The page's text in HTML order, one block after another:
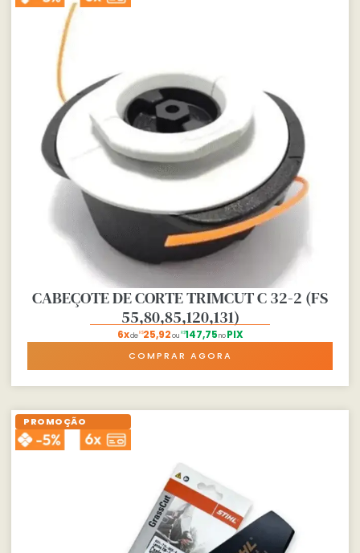
CABEÇOTE DE CORTE TRIMCUT C 32-2 (FS
55,80,85,120,131)
6xdeR$25,92ou R$147,75no PIX
COMPRAR AGORA
PROMOÇÃO